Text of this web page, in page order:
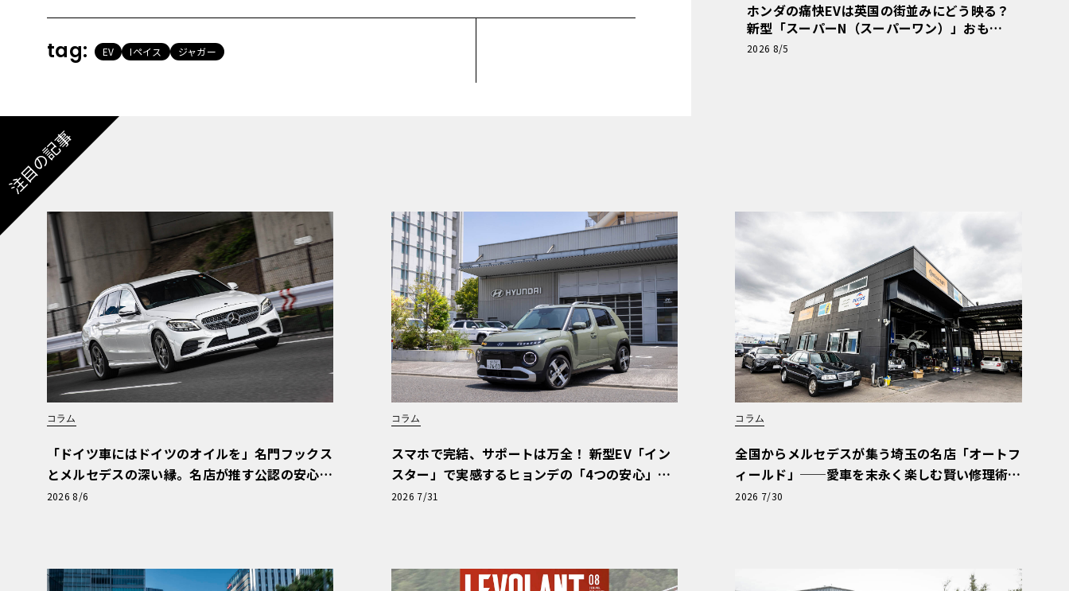
tag: EV Iペイス ジャガー
ホンダの痛快EVは英国の街並みにどう映る？
新型「スーパーN（スーパーワン）」おもち
ゃ箱ツアーの全貌
2026 8/5
注目の記事
コラム
「ドイツ車にはドイツのオイルを」名門フックス
とメルセデスの深い縁。名店が推す公認の安心
と、Cクラスで味わうシルキーな走り〈PR〉
2026 8/6
コラム
スマホで完結、サポートは万全！ 新型EV「イン
スター」で実感するヒョンデの「4つの安心」
【第1回・ヒョンデ6つの疑問：Why? Hyunda
2026 7/31
コラム
全国からメルセデスが集う埼玉の名店「オートフ
ィールド」──愛車を末永く楽しむ賢い修理術
と、プロがフックス製オイルを選ぶ理由〈PR〉
2026 7/30